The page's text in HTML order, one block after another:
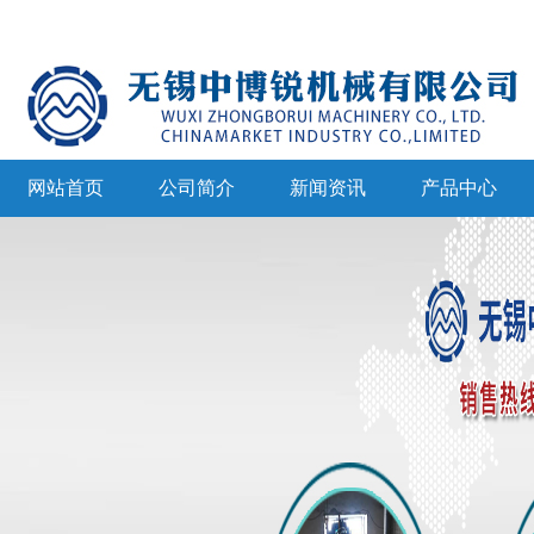
网站首页 公司简介 新闻资讯 产品中心